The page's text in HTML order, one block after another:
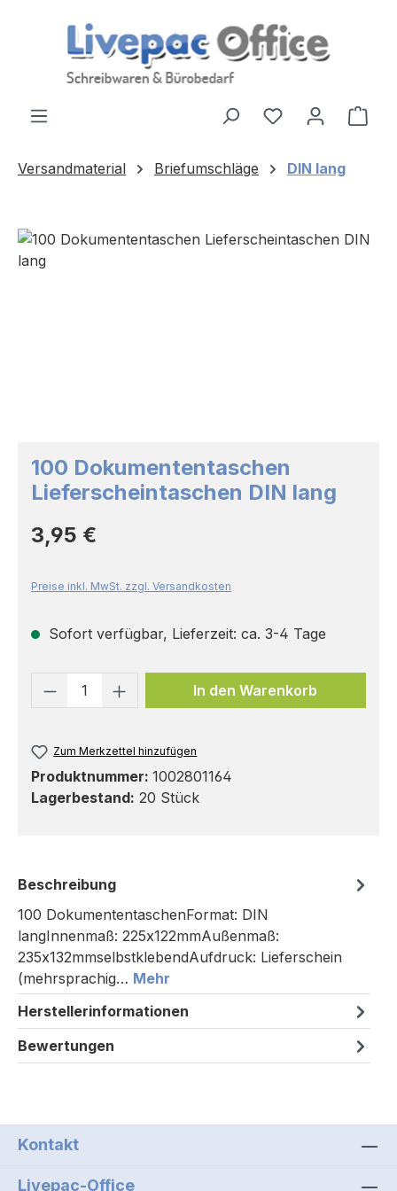
Zum Hauptinhalt springen
Versandmaterial Briefumschläge DIN lang
Bildergalerie überspringen
100 Dokumententaschen
Lieferscheintaschen DIN lang
Regulärer Preis:
3,95 €
Preise inkl. MwSt. zzgl. Versandkosten
Sofort verfügbar, Lieferzeit: ca. 3-4 Tage
Produkt Anzahl: Gib den
In den Warenkorb
Zum Merkzettel hinzufügen
Produktnummer: 1002801164
Lagerbestand: 20 Stück
Beschreibung
100 DokumententaschenFormat: DIN
langInnenmaß: 225x122mmAußenmaß:
235x132mmselbstklebendAufdruck: Lieferschein
(mehrsprachig… Mehr
Herstellerinformationen
Bewertungen
Kontakt
Livepac-Office